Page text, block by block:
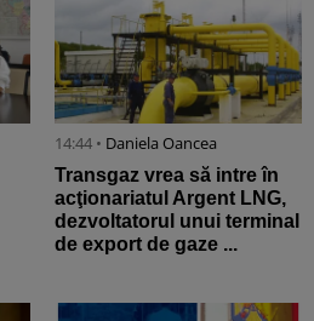
14:44 • Daniela Oancea
Transgaz vrea să intre în
acţionariatul Argent LNG,
dezvoltatorul unui terminal
de export de gaze ...